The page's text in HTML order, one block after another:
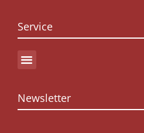
Service
Newsletter